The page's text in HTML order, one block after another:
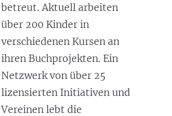
betreut. Aktuell arbeiten
über 200 Kinder in
verschiedenen Kursen an
ihren Buchprojekten. Ein
Netzwerk von über 25
lizensierten Initiativen und
Vereinen lebt die